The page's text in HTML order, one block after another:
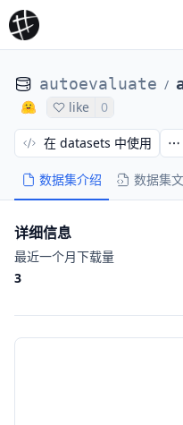
autoevaluate /
like 0
数据集介绍 数据集
在 datasets 中使用
详细信息
最近一个月下载量
3